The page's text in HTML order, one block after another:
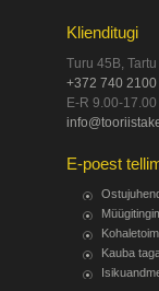
Klienditugi
Turu 45B, Tartu
+372 740 2100
E-R 9.00-17.00
E-poest
Kauba